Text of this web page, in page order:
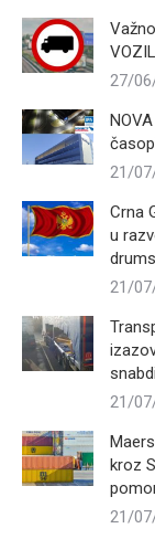
27/
21/
Crna
u
21/
21/
kroz
21/